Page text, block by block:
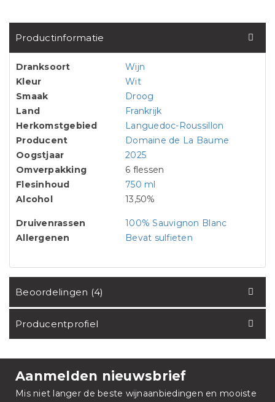
Productinformatie
Dranksoort
Wijn
Kleur
Wit
Smaak
Droog
Land
Frankrijk
Herkomstgebied
Languedoc-Roussillon
Producent
Domaine de La Baume
Oogstjaar
2025
Omverpakking
6 flessen
Flesinhoud
750 ml
Alcohol
13,50%
Druivenrassen
100% Sauvignon Blanc
Allergenen
Bevat sulfieten
Beoordelingen (4)
Producentprofiel
Aanmelden nieuwsbrief
Mis niet langer de beste wijnaanbiedingen en mooiste